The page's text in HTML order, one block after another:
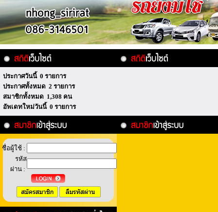
ประกาศวันนี้ 0 รายการ
ประกาศทั้งหมด 2 รายการ
สมาชิกทั้งหมด 1,308 คน
อัพเดทใหม่วันนี้ 0 รายการ
ชื่อผู้ใช้ :
รหัส
ผ่าน :